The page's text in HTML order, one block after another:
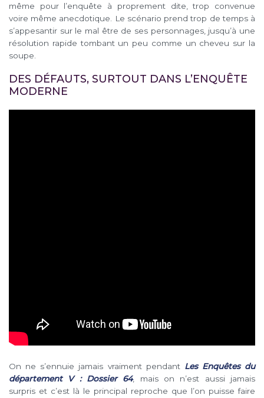
même pour l’enquête à proprement dite, trop convenue
voire même anecdotique. Le scénario prend trop de temps à
s’appesantir sur le mal être de ses personnages, jusqu’à une
résolution rapide tombant un peu comme un cheveu sur la
soupe.
DES DÉFAUTS, SURTOUT DANS L’ENQUÊTE
MODERNE
On ne s’ennuie jamais vraiment pendant Les Enquêtes du
département V : Dossier 64, mais on n’est aussi jamais
surpris et c’est là le principal reproche que l’on puisse faire